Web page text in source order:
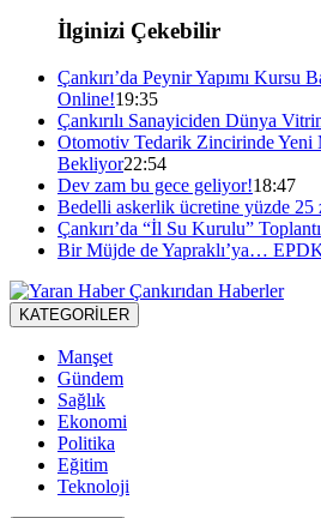
İlginizi Çekebilir
Çankırı’da Peynir Yapımı Kursu
Online!19:35
Çankırılı Sanayiciden Dünya
Otomotiv Tedarik Zincirinde Yeni
Bekliyor22:54
Dev zam bu gece geliyor!18:47
Bedelli askerlik ücretine yüzde 25
Çankırı’da “İl Su Kurulu”
Bir Müjde de Yapraklı’ya…
KATEGORİLER
Manşet
Gündem
Sağlık
Ekonomi
Politika
Eğitim
Teknoloji